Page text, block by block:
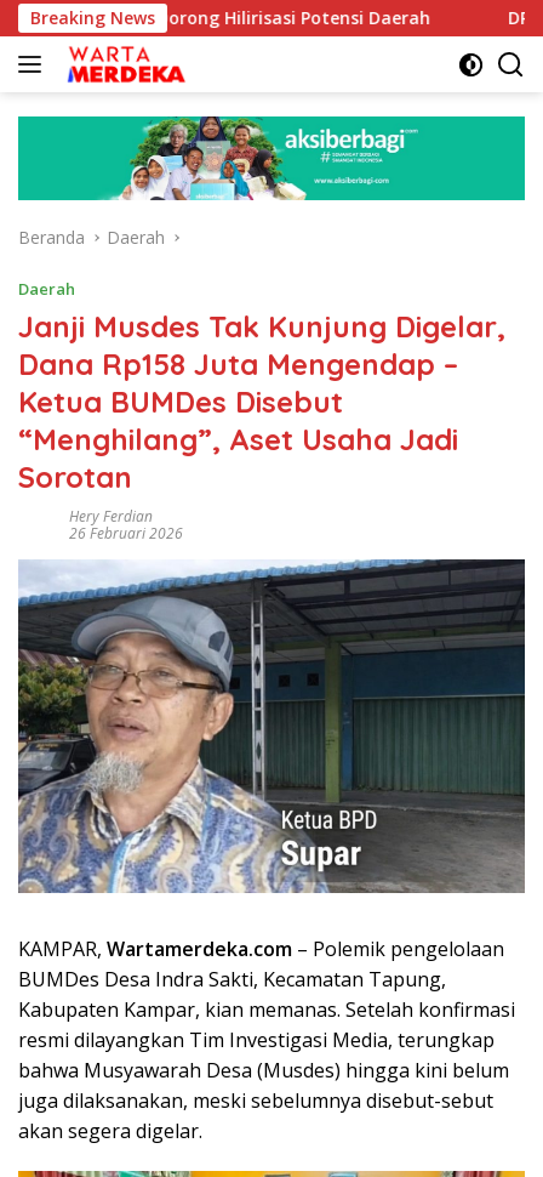
Langsung
ke
konten
Breaking News
Dorong Hilirisasi Potensi Daerah DPR Dorong
Beranda Daerah
Daerah
Janji Musdes Tak Kunjung Digelar,
Dana Rp158 Juta Mengendap –
Ketua BUMDes Disebut
“Menghilang”, Aset Usaha Jadi
Sorotan
Hery Ferdian
26 Februari 2026
KAMPAR, Wartamerdeka.com – Polemik pengelolaan
BUMDes Desa Indra Sakti, Kecamatan Tapung,
Kabupaten Kampar, kian memanas. Setelah konfirmasi
resmi dilayangkan Tim Investigasi Media, terungkap
bahwa Musyawarah Desa (Musdes) hingga kini belum
juga dilaksanakan, meski sebelumnya disebut-sebut
akan segera digelar.